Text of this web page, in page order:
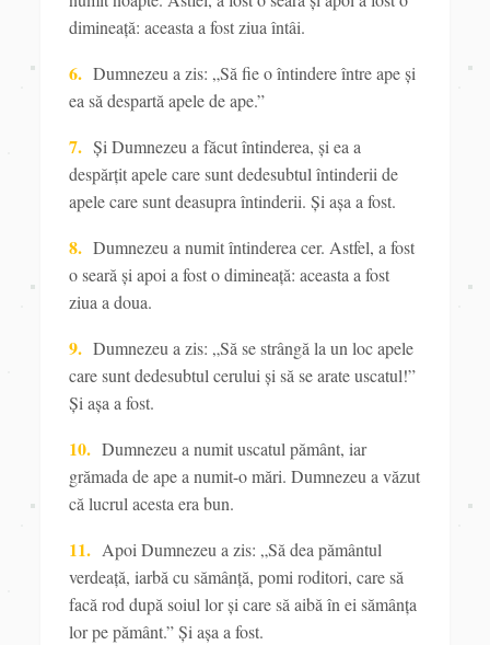
dimineaţă: aceasta a fost ziua întâi.
6. Dumnezeu a zis: „Să fieo întindere între ape și
ea să despartă apele de ape.”
7. Și Dumnezeu a făcut întinderea, și ea a
despărţitapele care sunt dedesubtul întinderii de
apele care sunt deasupraîntinderii. Și așa a fost.
8. Dumnezeu a numit întinderea cer. Astfel, a fost
o seară și apoi a fost o dimineaţă: aceasta a fost
ziua a doua.
9. Dumnezeu a zis: „Să se strângăla un loc apele
care sunt dedesubtul cerului și să se arate uscatul!”
Și așa a fost.
10. Dumnezeu a numit uscatul pământ, iar
grămada de ape a numit-o mări. Dumnezeu a văzut
că lucrul acesta era bun.
11. Apoi Dumnezeu a zis: „Să deapământul
verdeaţă, iarbă cu sămânţă, pomi roditori, care să
facă rod după soiul lor și care să aibă în ei sămânţa
lor pe pământ.” Și așa a fost.